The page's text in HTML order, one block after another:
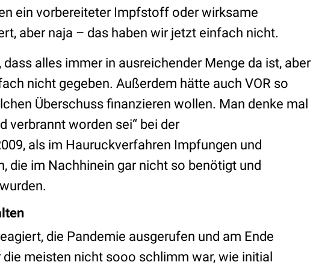
ein vorbereiteter Impfstoff oder wirksame
aber naja – das haben wir jetzt einfach nicht.
alles immer in ausreichender Menge da ist, aber
nicht gegeben. Außerdem hätte auch VOR so
Überschuss finanzieren wollen. Man denke mal
verbrannt worden sei“ bei der
als im Hauruckverfahren Impfungen und
die im Nachhinein gar nicht so benötigt und
die Pandemie ausgerufen und am Ende
meisten nicht sooo schlimm war, wie initial